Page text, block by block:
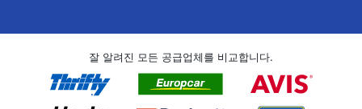
잘 알려진 모든 공급업체를 비교합니다.